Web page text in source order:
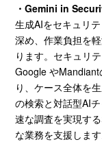
・Gemini in
生成AIをセキュリ
深め、作業負担を
ります。セキュリ
Google や
り、ケース全体を
の検索と対話型AI
速な調査を実現す
な業務を支援しま